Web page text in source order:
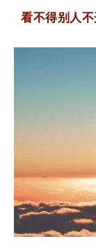
看不得别人不